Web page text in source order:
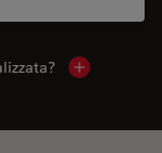
Show local